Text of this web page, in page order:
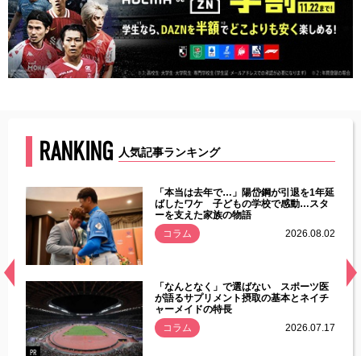
RANKING 人気記事ランキング
常
「本当は去年で…」陽岱鋼が引退を1年延
ばしたワケ 子どもの学校で感動…スタ
ーを支えた家族の物語
コラム
2026.08.02
PR
「なんとなく」で選ばない スポーツ医
が語るサプリメント摂取の基本とネイチ
ャーメイドの特長
コラム
2026.07.17